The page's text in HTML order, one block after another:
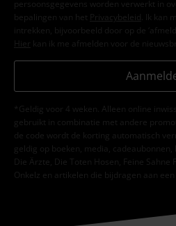
persoonsgegevens worden verwerkt in
bepalingen van het
Privacybeleid . Ik
intrekken, bijvoorbeeld door op de
Hier kan ik me afmelden voor de
*Geldig voor 4 weken. Alleen online
gebruikt in combinatie met andere
de code wordt de korting automatisch
geldig op boeken, media,
Die Ärzte, Die Toten Hosen, Feine
Onkelz en artikelen die bijdragen aan een